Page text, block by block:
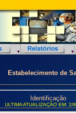
Estabelecimento de
Identificação
ULTIMA ATUALIZAÇÃO EM: